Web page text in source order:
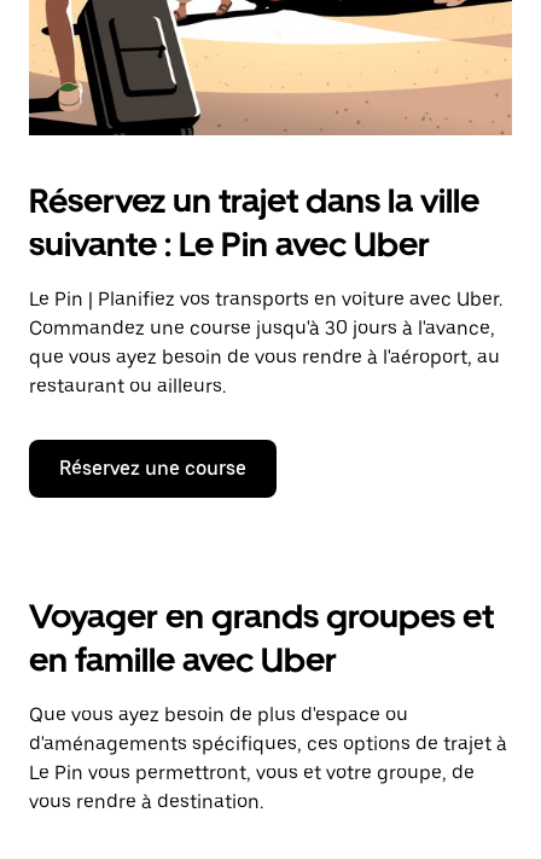
Réservez un trajet dans la ville
suivante : Le Pin avec Uber
Le Pin | Planifiez vos transports en voiture avec Uber.
Commandez une course jusqu'à 30 jours à l'avance,
que vous ayez besoin de vous rendre à l'aéroport, au
restaurant ou ailleurs.
Réservez une course
Voyager en grands groupes et
en famille avec Uber
Que vous ayez besoin de plus d'espace ou
d'aménagements spécifiques, ces options de trajet à
Le Pin vous permettront, vous et votre groupe, de
vous rendre à destination.